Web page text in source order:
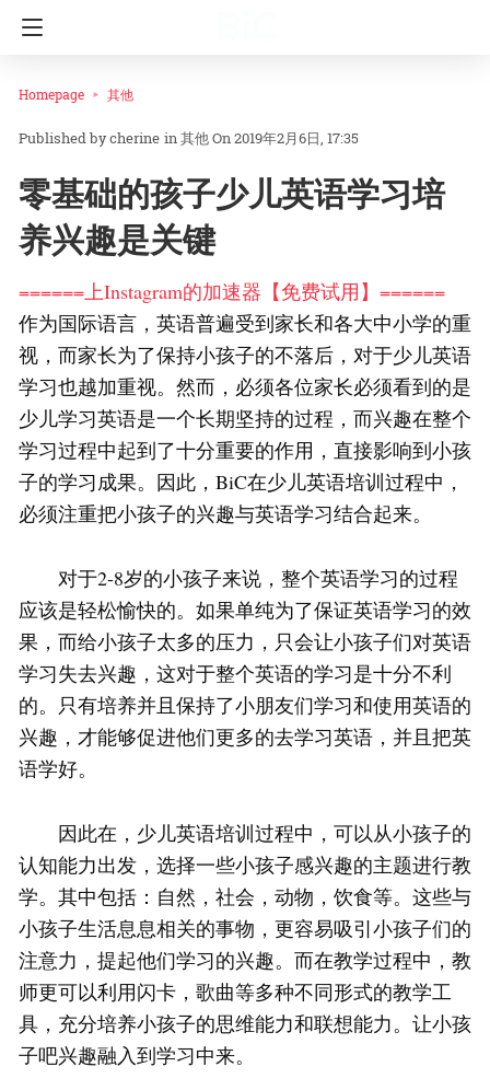
Homepage 其他
cherine in其他On 2019年2月6日, 17:35
零基础的孩子少儿英语学习培
养兴趣是关键
======上Instagram的加速器【免费试用】======
作为国际语言，英语普遍受到家长和各大中小学的重
视，而家长为了保持小孩子的不落后，对于少儿英语
学习也越加重视。然而，必须各位家长必须看到的是
少儿学习英语是一个长期坚持的过程，而兴趣在整个
学习过程中起到了十分重要的作用，直接影响到小孩
子的学习成果。因此，BiC在少儿英语培训过程中，
必须注重把小孩子的兴趣与英语学习结合起来。
对于2-8岁的小孩子来说，整个英语学习的过程
应该是轻松愉快的。如果单纯为了保证英语学习的效
果，而给小孩子太多的压力，只会让小孩子们对英语
学习失去兴趣，这对于整个英语的学习是十分不利
的。只有培养并且保持了小朋友们学习和使用英语的
兴趣，才能够促进他们更多的去学习英语，并且把英
语学好。
因此在，少儿英语培训过程中，可以从小孩子的
认知能力出发，选择一些小孩子感兴趣的主题进行教
学。其中包括：自然，社会，动物，饮食等。这些与
小孩子生活息息相关的事物，更容易吸引小孩子们的
注意力，提起他们学习的兴趣。而在教学过程中，教
师更可以利用闪卡，歌曲等多种不同形式的教学工
具，充分培养小孩子的思维能力和联想能力。让小孩
子吧兴趣融入到学习中来。